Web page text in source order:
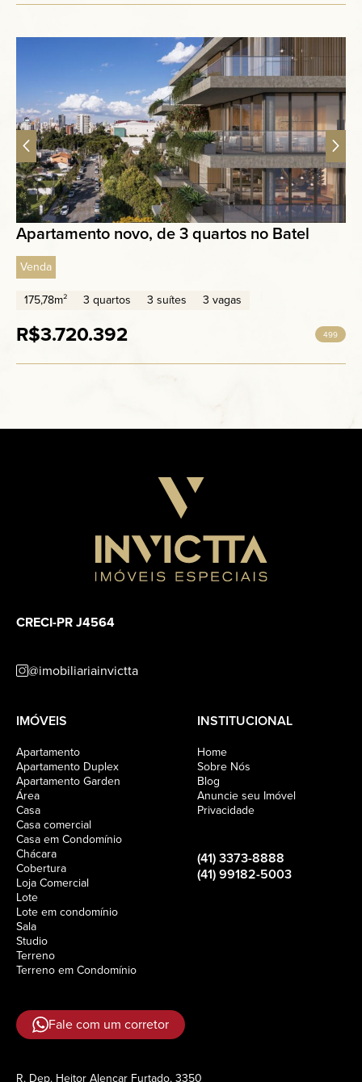
Apartamento novo, de 3 quartos no Batel
Venda
175,78m²
3 quartos 3 suítes 3 vagas
R$3.720.392 499
CRECI-PR J4564
@imobiliariainvictta
IMÓVEIS
Apartamento
Apartamento Duplex
Apartamento Garden
Área
Casa
Casa comercial
Casa em Condomínio
Chácara
Cobertura
Loja Comercial
Lote
Lote em condomínio
Sala
Studio
Terreno
Terreno em Condomínio
INSTITUCIONAL
Home
Sobre Nós
Blog
Anuncie seu Imóvel
Privacidade
(41) 3373-8888
(41) 99182-5003
Fale com um corretor
R. Dep. Heitor Alencar Furtado, 3350